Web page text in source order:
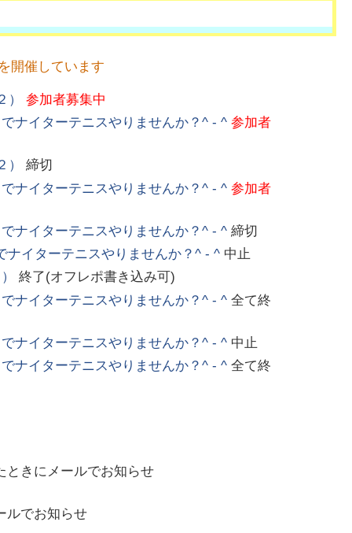
開催しています
参加者募集中
ナイターテニスやりませんか？^ - ^ 参加者
締切
ナイターテニスやりませんか？^ - ^ 参加者
ナイターテニスやりませんか？^ - ^ 締切
ナイターテニスやりませんか？^ - ^ 中止
終了(オフレポ書き込み可)
ナイターテニスやりませんか？^ - ^ 全て終
ナイターテニスやりませんか？^ - ^ 中止
ナイターテニスやりませんか？^ - ^ 全て終
ときにメールでお知らせ
ルでお知らせ